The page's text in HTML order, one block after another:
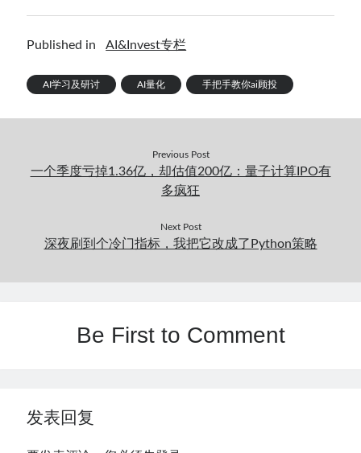
Published in AI&Invest专栏
AI学习及研讨 AI量化 手把手教你ai顾投
Previous Post
一个季度亏掉1.36亿，却估值200亿：量子计算IPO有
多疯狂
Next Post
深夜刷到个冷门指标，我把它改成了Python策略
Be First to Comment
发表回复